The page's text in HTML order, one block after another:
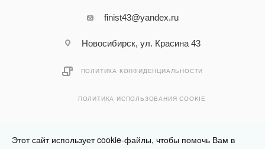
finist43@yandex.ru
Новосибирск, ул. Красина 43
ПОЛИТИКА КОНФИДЕНЦИАЛЬНОСТИ
ПОЛИТИКА ИСПОЛЬЗОВАНИЯ COOKIE
Этот сайт использует cookie-файлы, чтобы помочь Вам в